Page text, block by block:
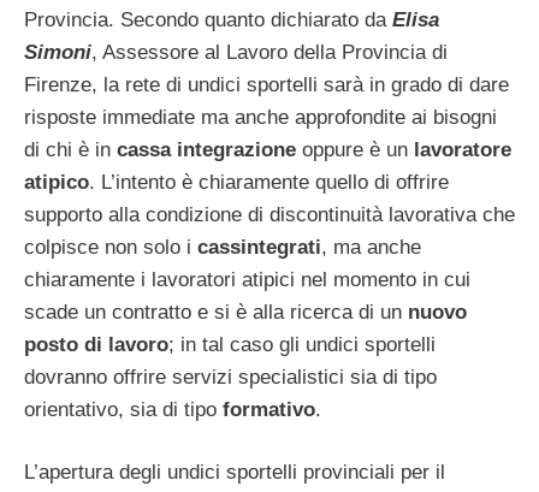
Provincia. Secondo quanto dichiarato da Elisa
Simoni, Assessore al Lavoro della Provincia di
Firenze, la rete di undici sportelli sarà in grado di dare
risposte immediate ma anche approfondite ai bisogni
di chi è in cassa integrazione oppure è un lavoratore
atipico. L’intento è chiaramente quello di offrire
supporto alla condizione di discontinuità lavorativa che
colpisce non solo i cassintegrati, ma anche
chiaramente i lavoratori atipici nel momento in cui
scade un contratto e si è alla ricerca di un nuovo
posto di lavoro; in tal caso gli undici sportelli
dovranno offrire servizi specialistici sia di tipo
orientativo, sia di tipo formativo.
L’apertura degli undici sportelli provinciali per il